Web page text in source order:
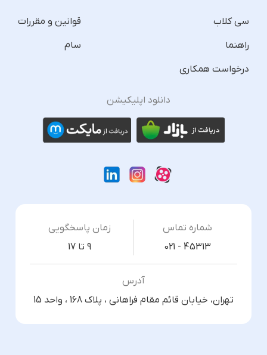
سی کلاب
راهنما
درخواست همکاری
قوانین و مقررات
سام
دانلود اپلیکیشن
شماره تماس
021 - 45313
زمان پاسخگویی
9 تا 17
آدرس
تهران، خیابان قائم مقام فراهانی ، پلاک 168 ، واحد 15